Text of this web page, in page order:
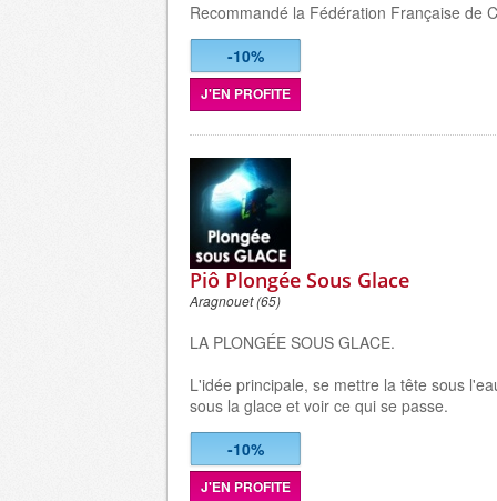
Recommandé la Fédération Française de
-10%
J'EN PROFITE
Piô Plongée Sous Glace
Aragnouet (65)
LA PLONGÉE SOUS GLACE.
L'idée principale, se mettre la tête sous
sous la glace et voir ce qui se passe.
-10%
J'EN PROFITE